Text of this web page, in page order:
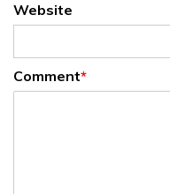
Website
Comment*